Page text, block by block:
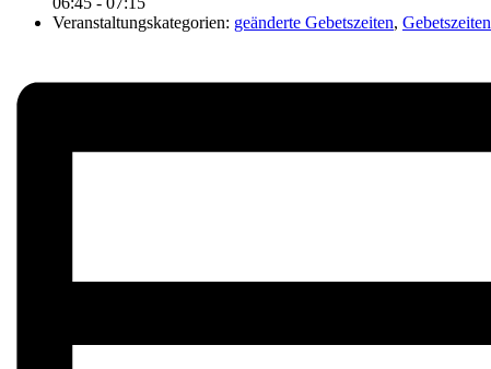
Veranstaltungskategorien: geänderte Gebetszeiten, Gebetszeiten